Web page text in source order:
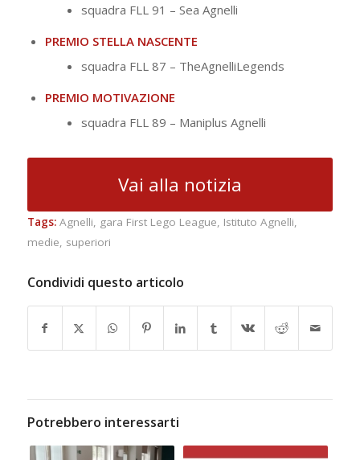
squadra FLL 91 – Sea Agnelli
PREMIO STELLA NASCENTE
squadra FLL 87 – TheAgnelliLegends
PREMIO MOTIVAZIONE
squadra FLL 89 – Maniplus Agnelli
Vai alla notizia
Tags: Agnelli, gara First Lego League, Istituto Agnelli,
medie, superiori
Condividi questo articolo
Potrebbero interessarti